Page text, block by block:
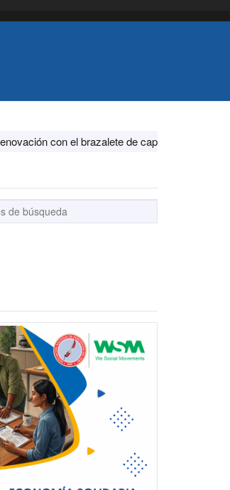
brazalete de capitán en el Real Madrid ante